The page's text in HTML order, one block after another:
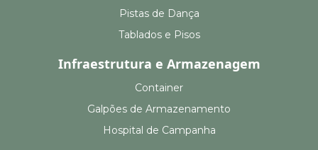
Pistas de Dança
Tablados e Pisos
Infraestrutura e Armazenagem
Container
Galpões de Armazenamento
Hospital de Campanha